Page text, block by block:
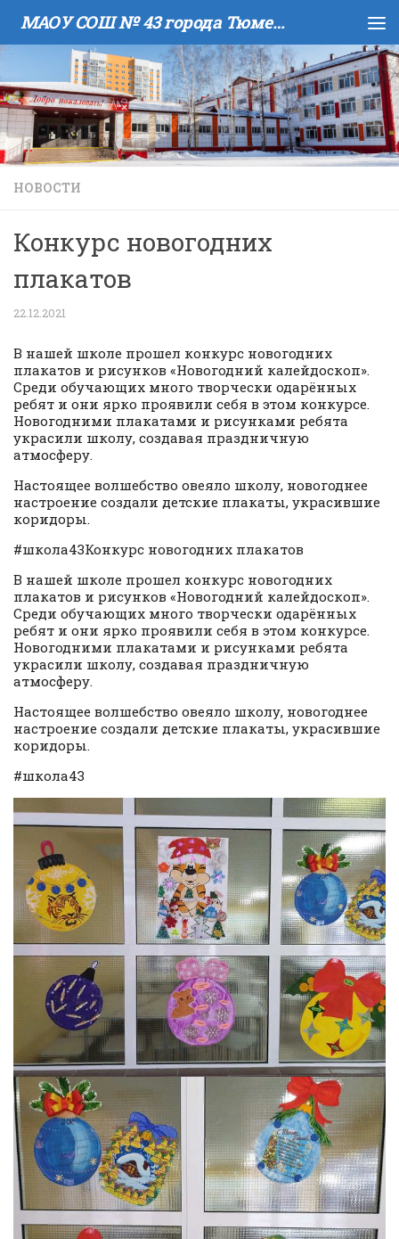
Skip to content МАОУ COШ № 43 города Тюмени имени В.И. Муравленко
НОВОСТИ
Конкурс новогодних
плакатов
22.12.2021
В нашей школе прошел конкурс новогодних
плакатов и рисунков «Новогодний калейдоскоп».
Среди обучающих много творчески одарённых
ребят и они ярко проявили себя в этом конкурсе.
Новогодними плакатами и рисунками ребята
украсили школу, создавая праздничную
атмосферу.
Настоящее волшебство овеяло школу, новогоднее
настроение создали детские плакаты, украсившие
коридоры.
#школа43Конкурс новогодних плакатов
В нашей школе прошел конкурс новогодних
плакатов и рисунков «Новогодний калейдоскоп».
Среди обучающих много творчески одарённых
ребят и они ярко проявили себя в этом конкурсе.
Новогодними плакатами и рисунками ребята
украсили школу, создавая праздничную
атмосферу.
Настоящее волшебство овеяло школу, новогоднее
настроение создали детские плакаты, украсившие
коридоры.
#школа43